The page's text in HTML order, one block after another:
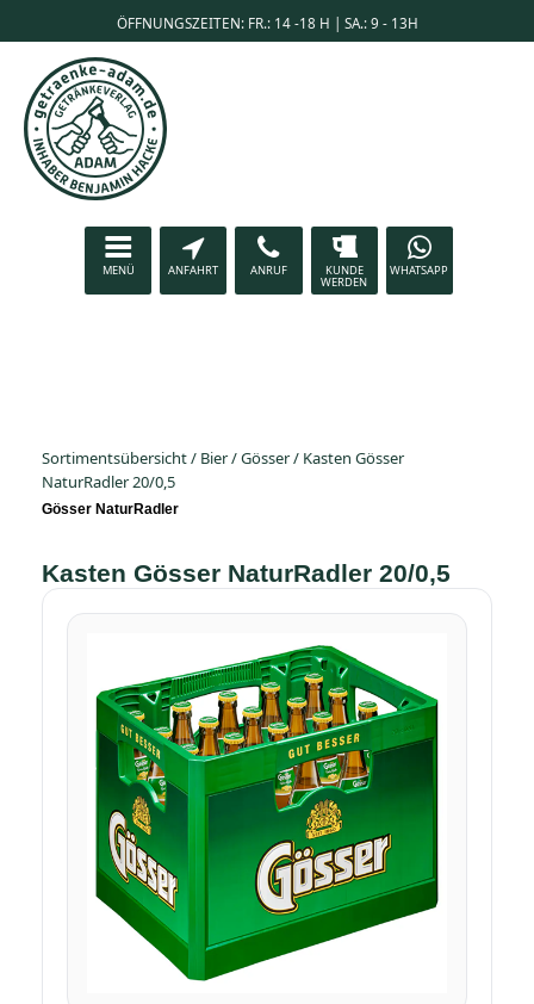
ÖFFNUNGSZEITEN: FR.: 14 -18 H | SA.: 9 - 13H
MENÜ ANFAHRT ANRUF KUNDE
WERDEN
WHATSAPP
Sortimentsübersicht/ Bier/Gösser/ Kasten Gösser
NaturRadler 20/0,5
Gösser NaturRadler
Kasten Gösser NaturRadler 20/0,5